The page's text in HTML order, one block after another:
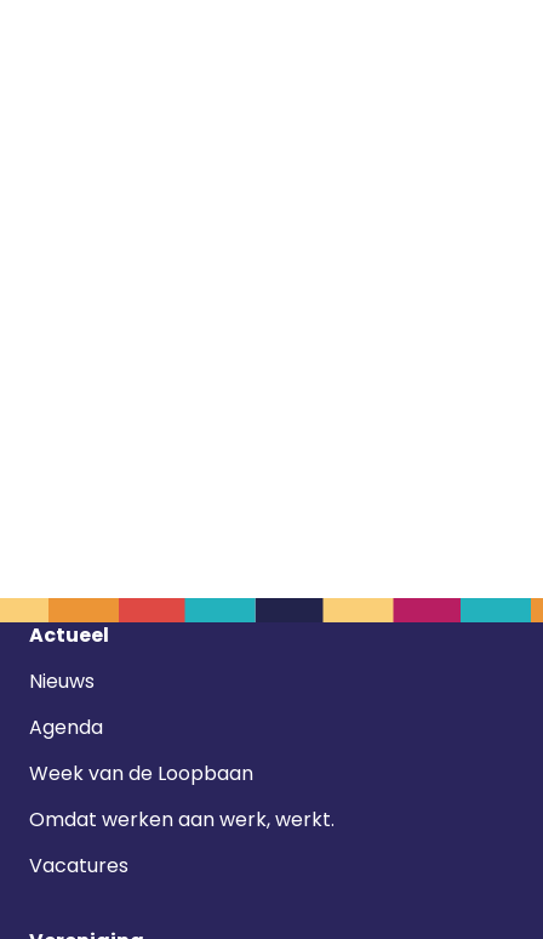
Footer
Actueel
Nieuws
Agenda
Week van de Loopbaan
Omdat werken aan werk, werkt.
Vacatures